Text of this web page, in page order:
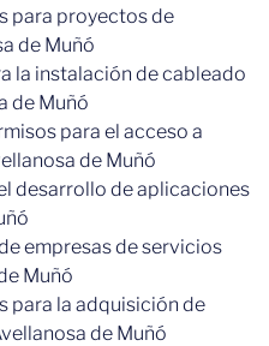
para proyectos de
de Muñó
la instalación de cableado
de Muñó
para el acceso a
de Muñó
desarrollo de aplicaciones
empresas de servicios
Muñó
para la adquisición de
de Muñó